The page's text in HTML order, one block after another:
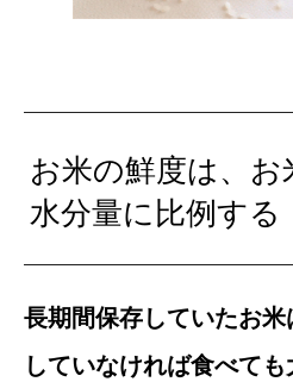
お米の鮮度は、
水分量に比例する
長期間保存していたお
していなければ食べても